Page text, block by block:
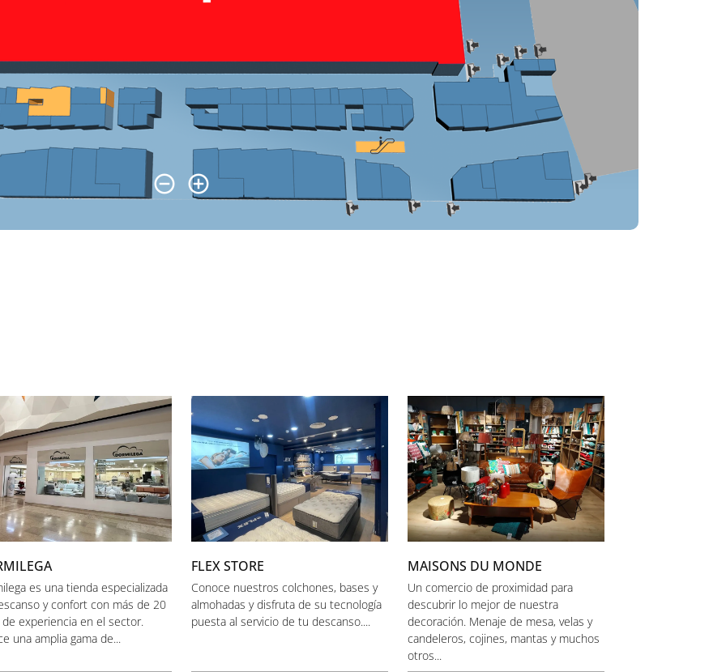
es una tienda especializada
y confort con más de 20
de experiencia en el sector.
una amplia gama de...
FLEX STORE
Conoce nuestros colchones, bases y
almohadas y disfruta de su tecnología
puesta al servicio de tu descanso....
MAISONS DU MONDE
Un comercio de proximidad para
descubrir lo mejor de nuestra
decoración. Menaje de mesa, velas y
candeleros, cojines, mantas y muchos
otros...